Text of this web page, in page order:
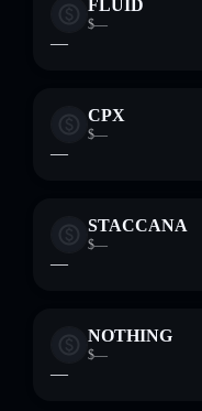
FLUID
$—
—
CPX
$—
—
STACCANA
$—
—
NOTHING
$—
—